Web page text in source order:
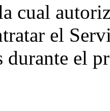
cual
el
durante el